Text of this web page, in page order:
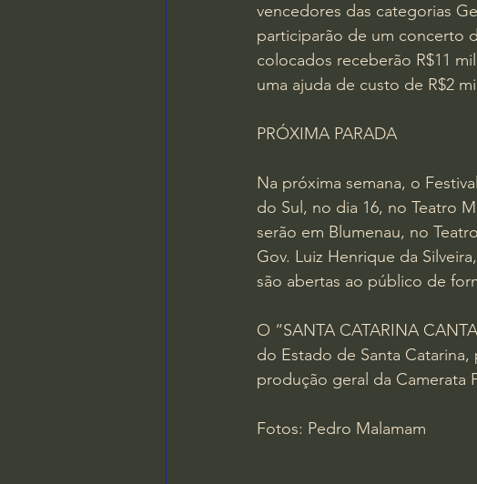
vencedores das categorias
participarão de um concerto
colocados receberão R$11
uma ajuda de custo de R$2
PRÓXIMA PARADA
Na próxima semana, o
do Sul, no dia 16, no Teatro
serão em Blumenau, no
Gov. Luiz Henrique da
são abertas ao público de
O “SANTA CATARINA
do Estado de Santa
produção geral da Camerata
Fotos: Pedro Malamam